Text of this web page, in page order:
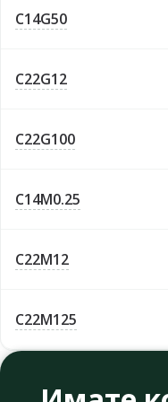
C14G50
C22G12
C22G100
C14M0.25
C22M12
C22M125